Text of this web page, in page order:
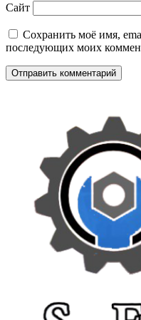
Сайт
Сохранить моё имя,
последующих моих